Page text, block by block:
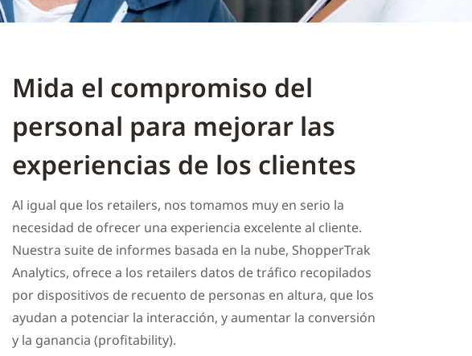
Mida el compromiso del
personal para mejorar las
experiencias de los clientes
Al igual que los retailers, nos tomamos muy en serio la
necesidad de ofrecer una experiencia excelente al cliente.
Nuestra suite de informes basada en la nube, ShopperTrak
Analytics, ofrece a los retailers datos de tráfico recopilados
por dispositivos de recuento de personas en altura, que los
ayudan a potenciar la interacción, y aumentar la conversión
y la ganancia (profitability).